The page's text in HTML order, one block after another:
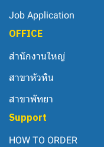
Job Application
OFFICE
สำนักงานใหญ่
สาขาหัวหิน
สาขาพัทยา
Support
HOW TO ORDER